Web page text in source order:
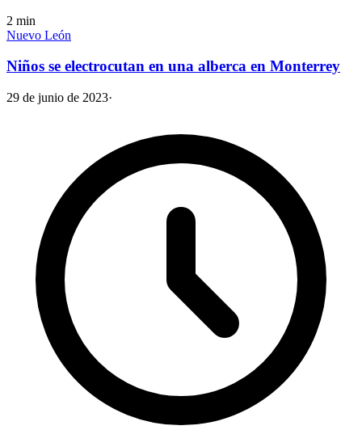
2 min
Nuevo León
Niños se electrocutan en una alberca en Monterrey
29 de junio de 2023·